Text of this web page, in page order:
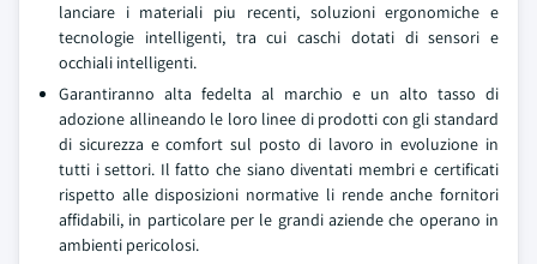
lanciare i materiali piu recenti, soluzioni ergonomiche e
tecnologie intelligenti, tra cui caschi dotati di sensori e
occhiali intelligenti.
Garantiranno alta fedelta al marchio e un alto tasso di
adozione allineando le loro linee di prodotti con gli standard
di sicurezza e comfort sul posto di lavoro in evoluzione in
tutti i settori. Il fatto che siano diventati membri e certificati
rispetto alle disposizioni normative li rende anche fornitori
affidabili, in particolare per le grandi aziende che operano in
ambienti pericolosi.